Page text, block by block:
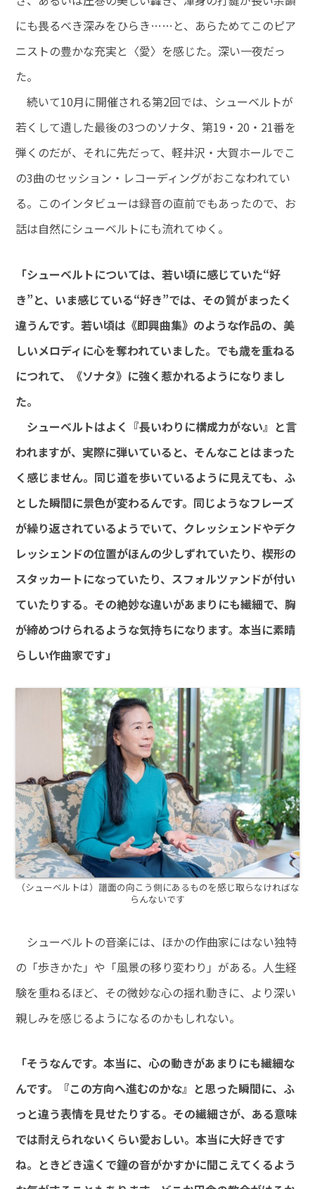
にも畏るべき深みをひらき……と、あらためてこのピア
ニストの豊かな充実と〈愛〉を感じた。深い一夜だっ
た。
続いて10月に開催される第2回では、シューベルトが
若くして遺した最後の3つのソナタ、第19・20・21番を
弾くのだが、それに先だって、軽井沢・大賀ホールでこ
の3曲のセッション・レコーディングがおこなわれてい
る。このインタビューは録音の直前でもあったので、お
話は自然にシューベルトにも流れてゆく。
「シューベルトについては、若い頃に感じていた“好
き”と、いま感じている“好き”では、その質がまったく
違うんです。若い頃は《即興曲集》のような作品の、美
しいメロディに心を奪われていました。でも歳を重ねる
につれて、《ソナタ》に強く惹かれるようになりまし
た。
シューベルトはよく『長いわりに構成力がない』と言
われますが、実際に弾いていると、そんなことはまった
く感じません。同じ道を歩いているように見えても、ふ
とした瞬間に景色が変わるんです。同じようなフレーズ
が繰り返されているようでいて、クレッシェンドやデク
レッシェンドの位置がほんの少しずれていたり、楔形の
スタッカートになっていたり、スフォルツァンドが付い
ていたりする。その絶妙な違いがあまりにも繊細で、胸
が締めつけられるような気持ちになります。本当に素晴
らしい作曲家です」
（シューベルトは）譜面の向こう側にあるものを感じ取らなければな
らんないです
シューベルトの音楽には、ほかの作曲家にはない独特
の「歩きかた」や「風景の移り変わり」がある。人生経
験を重ねるほど、その微妙な心の揺れ動きに、より深い
親しみを感じるようになるのかもしれない。
「そうなんです。本当に、心の動きがあまりにも繊細な
んです。『この方向へ進むのかな』と思った瞬間に、ふ
っと違う表情を見せたりする。その繊細さが、ある意味
では耐えられないくらい愛おしい。本当に大好きです
ね。ときどき遠くで鐘の音がかすかに聞こえてくるよう